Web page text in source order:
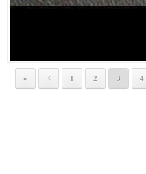
« < 1 2 3 4